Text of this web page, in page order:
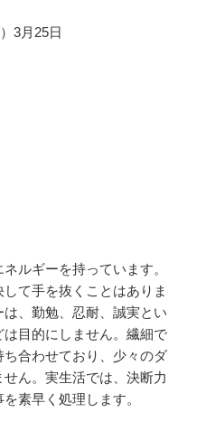
3月25日
ルギーを持っています。
て手を抜くことはありま
、勤勉、忍耐、誠実とい
目的にしません。繊細で
合わせており、少々のダ
ん。実生活では、決断力
素早く処理します。